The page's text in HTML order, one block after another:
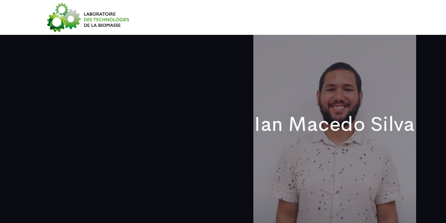
Ian Macedo Silva